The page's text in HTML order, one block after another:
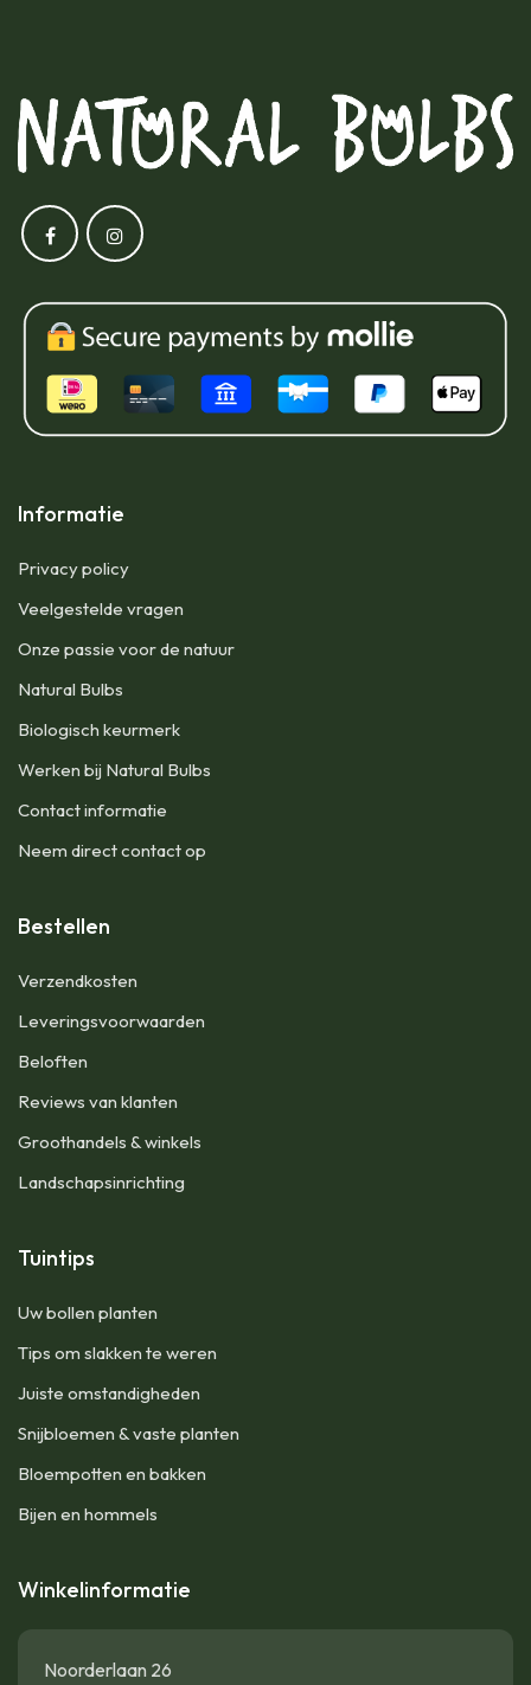
Informatie
Privacy policy
Veelgestelde vragen
Onze passie voor de natuur
Natural Bulbs
Biologisch keurmerk
Werken bij Natural Bulbs
Contact informatie
Neem direct contact op
Bestellen
Verzendkosten
Leveringsvoorwaarden
Beloften
Reviews van klanten
Groothandels & winkels
Landschapsinrichting
Tuintips
Uw bollen planten
Tips om slakken te weren
Juiste omstandigheden
Snijbloemen & vaste planten
Bloempotten en bakken
Bijen en hommels
Winkelinformatie
Noorderlaan 26